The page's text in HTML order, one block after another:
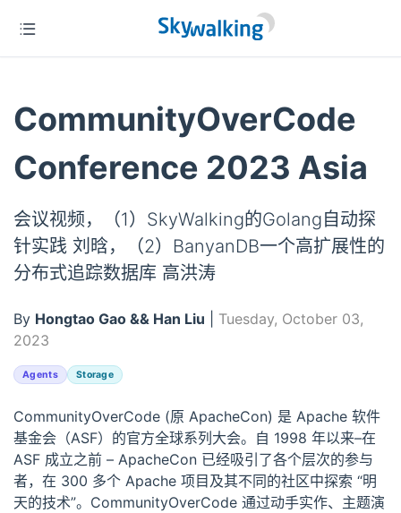
CommunityOverCode
Conference 2023 Asia
会议视频，（1）SkyWalking的Golang自动探
针实践 刘晗，（2）BanyanDB一个高扩展性的
分布式追踪数据库 高洪涛
By Hongtao Gao && Han Liu
Tuesday, October 03,
2023
Agents Storage
CommunityOverCode (原 ApacheCon) 是 Apache 软件
基金会（ASF）的官方全球系列大会。自 1998 年以来–在
ASF 成立之前 – ApacheCon 已经吸引了各个层次的参与
者，在 300 多个 Apache 项目及其不同的社区中探索 “明
天的技术”。CommunityOverCode 通过动手实作、主题演